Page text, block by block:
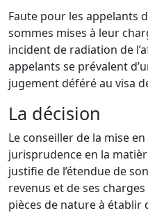
Faute pour les appelants
sommes mises à leur
incident de radiation de
appelants se prévalent
jugement déféré au visa
La décision
Le conseiller de la mise
jurisprudence en la
justifie de l’étendue de
revenus et de ses
pièces de nature à